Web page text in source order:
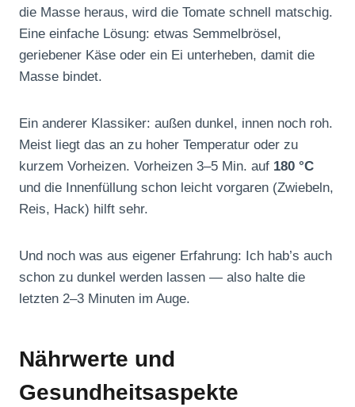
die Masse heraus, wird die Tomate schnell matschig.
Eine einfache Lösung: etwas Semmelbrösel,
geriebener Käse oder ein Ei unterheben, damit die
Masse bindet.
Ein anderer Klassiker: außen dunkel, innen noch roh.
Meist liegt das an zu hoher Temperatur oder zu
kurzem Vorheizen. Vorheizen 3–5 Min. auf 180 °C
und die Innenfüllung schon leicht vorgaren (Zwiebeln,
Reis, Hack) hilft sehr.
Und noch was aus eigener Erfahrung: Ich hab’s auch
schon zu dunkel werden lassen — also halte die
letzten 2–3 Minuten im Auge.
Nährwerte und
Gesundheitsaspekte